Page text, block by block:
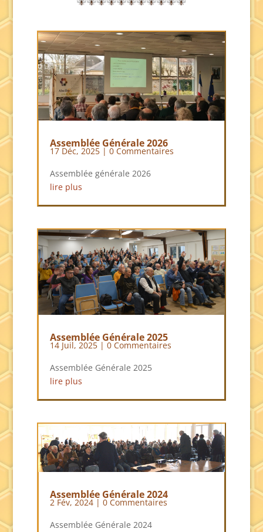
Assemblée Générale 2026
17 Déc, 2025| 0 Commentaires
Assemblée générale 2026
lire plus
Assemblée Générale 2025
14 Juil, 2025| 0 Commentaires
Assemblée Générale 2025
lire plus
Assemblée Générale 2024
2 Fév, 2024| 0 Commentaires
Assemblée Générale 2024